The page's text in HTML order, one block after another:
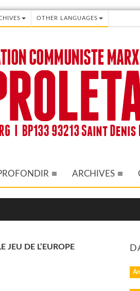
OTHER LANGUAGES
ARCHIVES
JEU DE L’EUROPE